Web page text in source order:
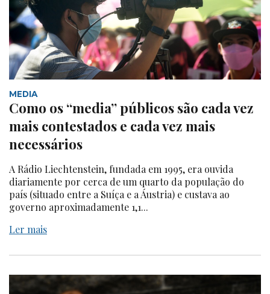
MEDIA
Como os “media” públicos são cada vez
mais contestados e cada vez mais
necessários
A Rádio Liechtenstein, fundada em 1995, era ouvida
diariamente por cerca de um quarto da população do
país (situado entre a Suíça e a Áustria) e custava ao
governo aproximadamente 1,1...
Ler mais